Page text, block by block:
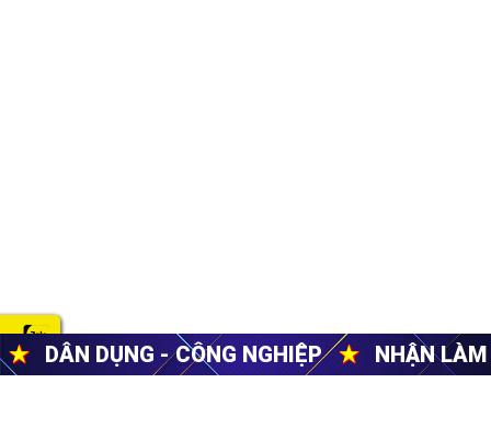
CÔNG NGHIỆP ★ NHẬN LÀM TỪ NHỮNG